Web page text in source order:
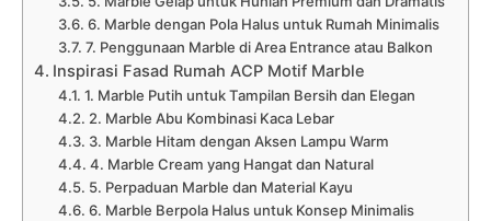
6. Marble dengan Pola Halus untuk Rumah Minimalis
7. Penggunaan Marble di Area Entrance atau Balkon
Inspirasi Fasad Rumah ACP Motif Marble
1. Marble Putih untuk Tampilan Bersih dan Elegan
2. Marble Abu Kombinasi Kaca Lebar
3. Marble Hitam dengan Aksen Lampu Warm
4. Marble Cream yang Hangat dan Natural
5. Perpaduan Marble dan Material Kayu
6. Marble Berpola Halus untuk Konsep Minimalis